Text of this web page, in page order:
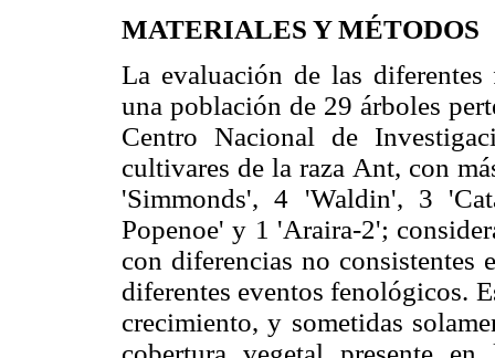
MATERIALES Y MÉTODOS
La evaluación de las diferentes
una población de 29 árboles
Centro Nacional de
cultivares de la raza Ant, con
'Simmonds', 4 'Waldin', 3
Popenoe' y 1 'Araira-2';
con diferencias no consistentes
diferentes eventos fenológicos.
crecimiento, y sometidas